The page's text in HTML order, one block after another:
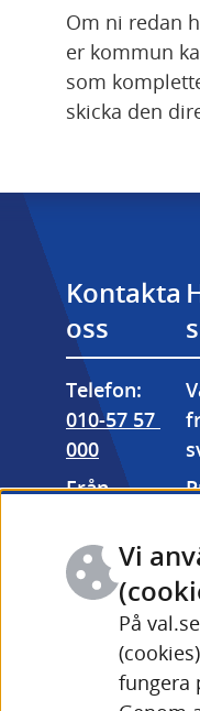
Om ni redan
er kommun
som
skicka den
Kontakta
oss
Telefon:
010-57 57
000
Från
+46 (0) 10-57
57 000
kontaktuppg
ifter och
öppettider
Vi
På
fungera